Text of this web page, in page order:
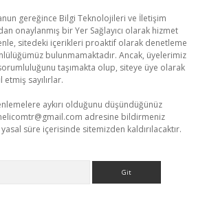
gereğince Bilgi Teknolojileri ve İletişim
onaylanmış bir Yer Sağlayıcı olarak hizmet
sitedeki içerikleri proaktif olarak denetleme
bulunmamaktadır. Ancak, üyelerimiz
taşımakta olup, siteye üye olarak
sayılırlar.
aykırı olduğunu düşündüğünüz
adresine bildirmeniz
süre içerisinde sitemizden kaldırılacaktır.